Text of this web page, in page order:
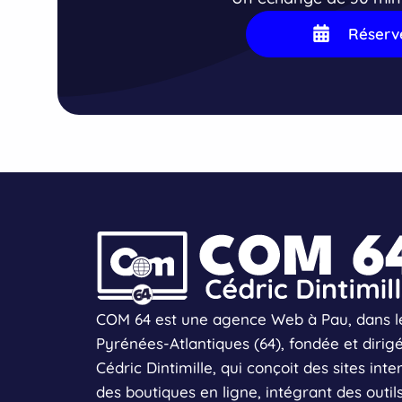
Vous
temps
de
Merci
appris
COM 64 est une agence Web à Pau, dans
Pyrénées-Atlantiques (64), fondée et
Cédric Dintimille, qui conçoit des sites
des boutiques en ligne, intégrant des